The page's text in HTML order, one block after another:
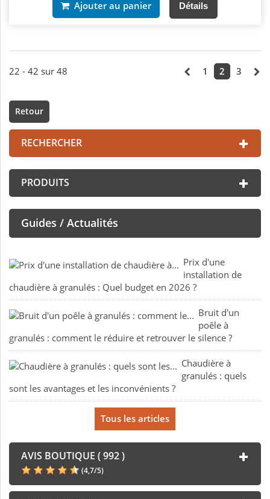
Ajouter au panier Détails
1 2 3
22 - 42 sur 48
Retour
RECHERCHER
PRODUITS
Guides / Actualités
Prix d'une
installation de
chaudière à granulés : Quel budget en 2026 ?
Bruit d'un
poêle à
granulés : comment le réduire et retrouver le silence ?
Chaudière à
granulés : quels
sont les avantages et les inconvénients ?
Tous les articles
AVIS BOUTIQUE ( 992 )
(4,7/5)